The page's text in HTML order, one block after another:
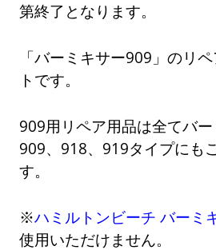
第終了となります。
「バーミキサー909」のリ
トです。
909用リペア用品は全てバー
909、918、919タイプにも
す。
※ハミルトンビーチ バーミ
使用いただけません。